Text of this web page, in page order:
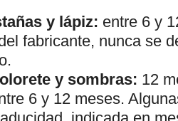
y lápiz: entre 6 y
fabricante, nunca se
y sombras: 12
6 y 12 meses.